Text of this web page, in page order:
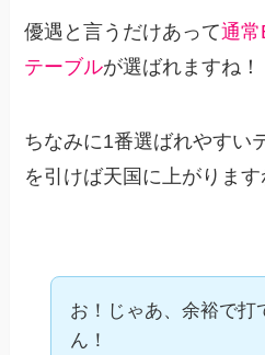
優遇と言うだけあって通
テーブルが選ばれますね！
ちなみに1番選ばれやすい
を引けば天国に上がります
お！じゃあ、余裕で打
ん！